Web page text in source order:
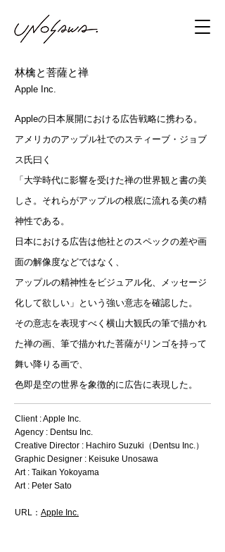
林檎と菩薩と禅
Apple Inc.
Appleの日本展開における広告戦略に携わる。
アメリカのアップル社でのスティーブ・ジョブ
ス氏曰く
「大学時代に影響を受けた禅の世界観と書の美
しさ。それらがアップルの根底に流れる美の精
神性である。
日本における広告は他社とのスペックの差や画
面の解像度などではなく、
アップルの精神性をビジュアル化、メッセージ
化して欲しい」という強い意志を確認した。
その意志を表現すべく横山大観氏の筆で描かれ
た禅の画、筆で描かれた菩薩がリンゴを持って
舞い降りる画で、
色即是空の世界を象徴的に広告に表現した。
Client : Apple Inc.
Agency : Dentsu Inc.
Creative Director : Hachiro Suzuki（Dentsu Inc.）
Graphic Designer : Keisuke Unosawa
Art : Taikan Yokoyama
Art : Peter Sato
URL： Apple Inc.